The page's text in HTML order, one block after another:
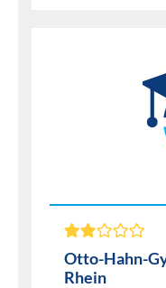
Otto-Hahn-
Rhein